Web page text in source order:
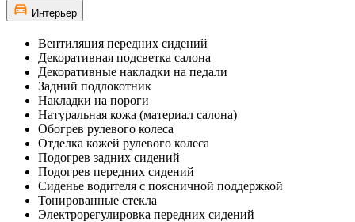
Интерьер
Вентиляция передних сидений
Декоративная подсветка салона
Декоративные накладки на педали
Задний подлокотник
Накладки на пороги
Натуральная кожа (материал салона)
Обогрев рулевого колеса
Отделка кожей рулевого колеса
Подогрев задних сидений
Подогрев передних сидений
Сиденье водителя с поясничной поддержкой
Тонированные стекла
Электрорегулировка передних сидений